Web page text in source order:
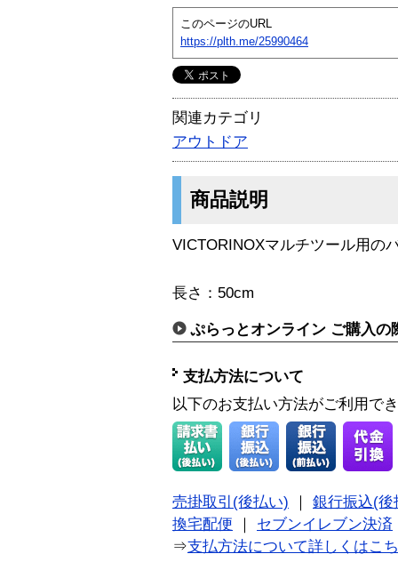
このページのURL
https://plth.me/25990464
関連カテゴリ
アウトドア
商品説明
VICTORINOXマルチツール用の
長さ：50cm
ぷらっとオンライン ご購入の
支払方法について
以下のお支払い方法がご利用で
売掛取引(後払い)
銀行振込(後
換宅配便
セブンイレブン決済
⇒支払方法について詳しくはこ